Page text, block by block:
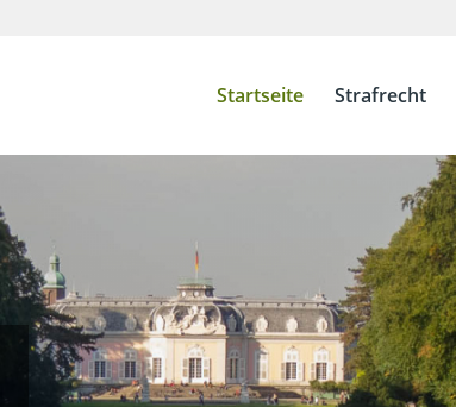
Startseite Strafrecht